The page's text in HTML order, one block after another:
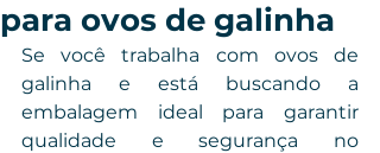
para ovos de galinha
Se você trabalha com ovos de
galinha e está buscando a
embalagem ideal para garantir
qualidade e segurança no